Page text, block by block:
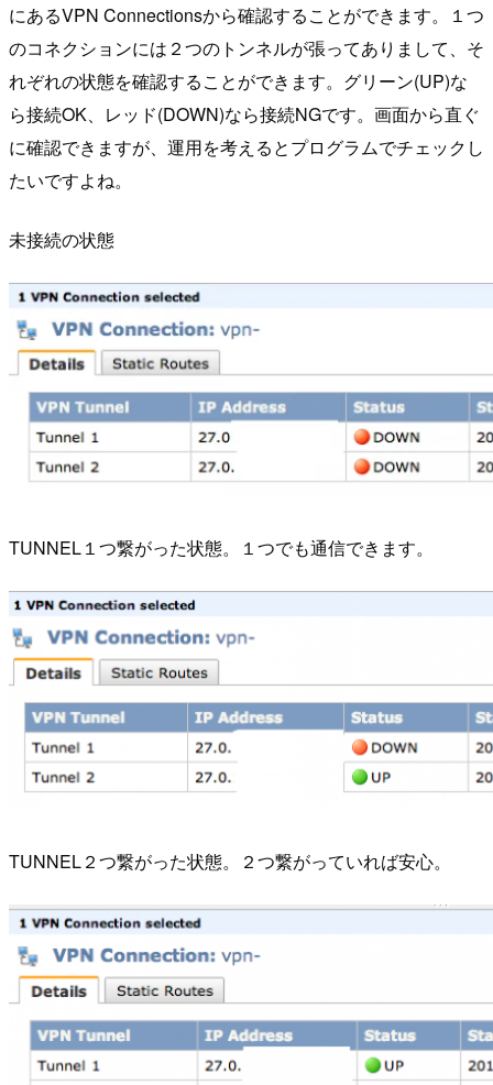
にあるVPN Connectionsから確認することができます。１つ
のコネクションには２つのトンネルが張ってありまして、そ
れぞれの状態を確認することができます。グリーン(UP)な
ら接続OK、レッド(DOWN)なら接続NGです。画面から直ぐ
に確認できますが、運用を考えるとプログラムでチェックし
たいですよね。
未接続の状態
TUNNEL１つ繋がった状態。１つでも通信できます。
TUNNEL２つ繋がった状態。２つ繋がっていれば安心。